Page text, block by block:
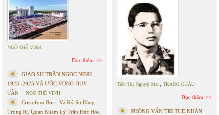
NGÔ THẾ VINH
Đọc thêm
GIÁO SƯ TRẦN NGỌC NINH
1923 -2025 VÀ ƯỚC VỌNG DUY
TÂN
NGÔ THẾ VINH
Cristoforo Borri Và Ký Sự Đàng
Trong Iii. Quan Khám Lý Trần Đức Hòa
Trần Thị Nguyệt Mai TRANG CHÂU
Đọc thêm
PHỎNG VẤN TRÍ TUỆ NHÂN